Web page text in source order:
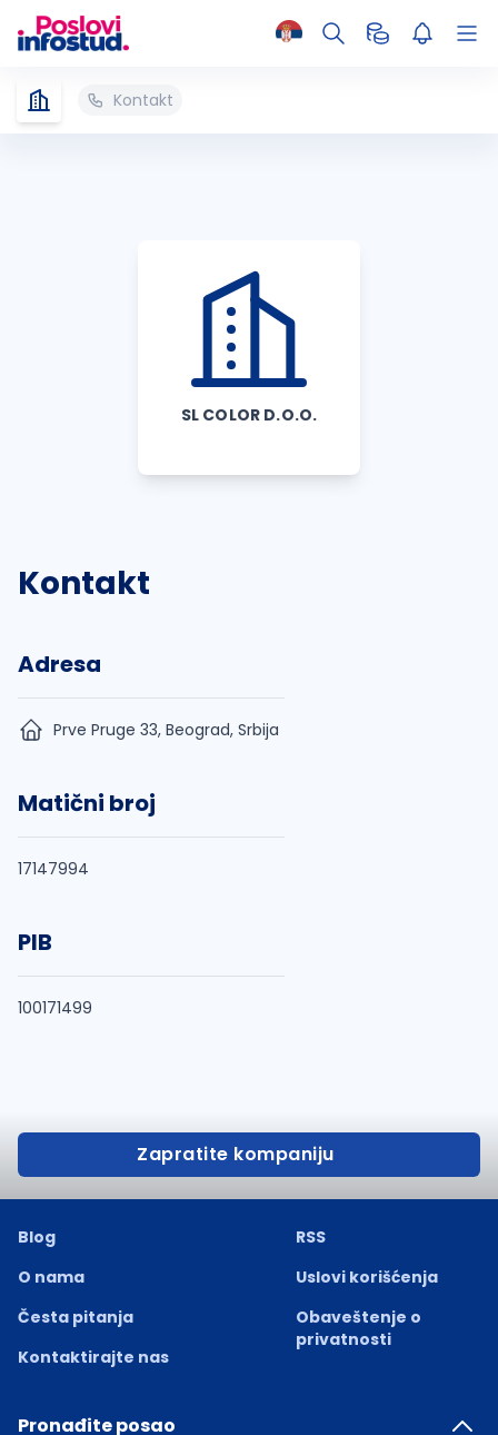
Kontakt
SL COLOR D.O.O.
Kontakt
Adresa
Prve Pruge 33, Beograd, Srbija
Matični broj
17147994
PIB
100171499
Zapratite kompaniju
Blog
O nama
Česta pitanja
Kontaktirajte nas
RSS
Uslovi korišćenja
Obaveštenje o
privatnosti
Pronađite posao